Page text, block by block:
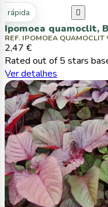
rápida 
Ipomoea quamoclit,
REF. IPOMOEA QUAMOCLIT
2,47 €
Rated out of 5 stars
Ver detalhes